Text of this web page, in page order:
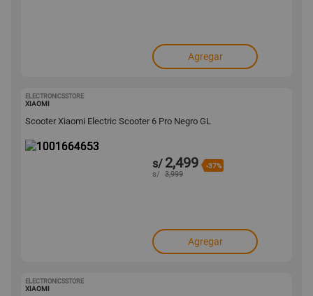
Agregar
ELECTRONICSSTORE
XIAOMI
Scooter Xiaomi Electric Scooter 6 Pro Negro GL
s/ 2,499 -37%
s/ 3,999
Agregar
ELECTRONICSSTORE
XIAOMI